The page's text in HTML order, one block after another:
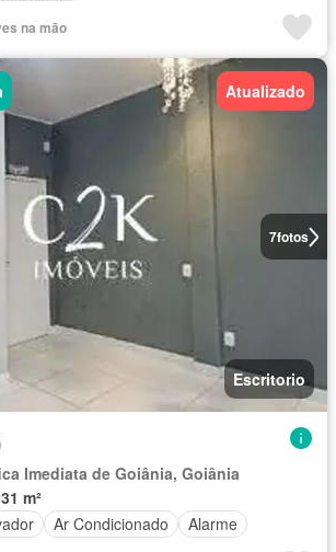
na mão
7fotos
Atualizado
Escritorio
Imediata de Goiânia, Goiânia
31 m²
Ar Condicionado Alarme